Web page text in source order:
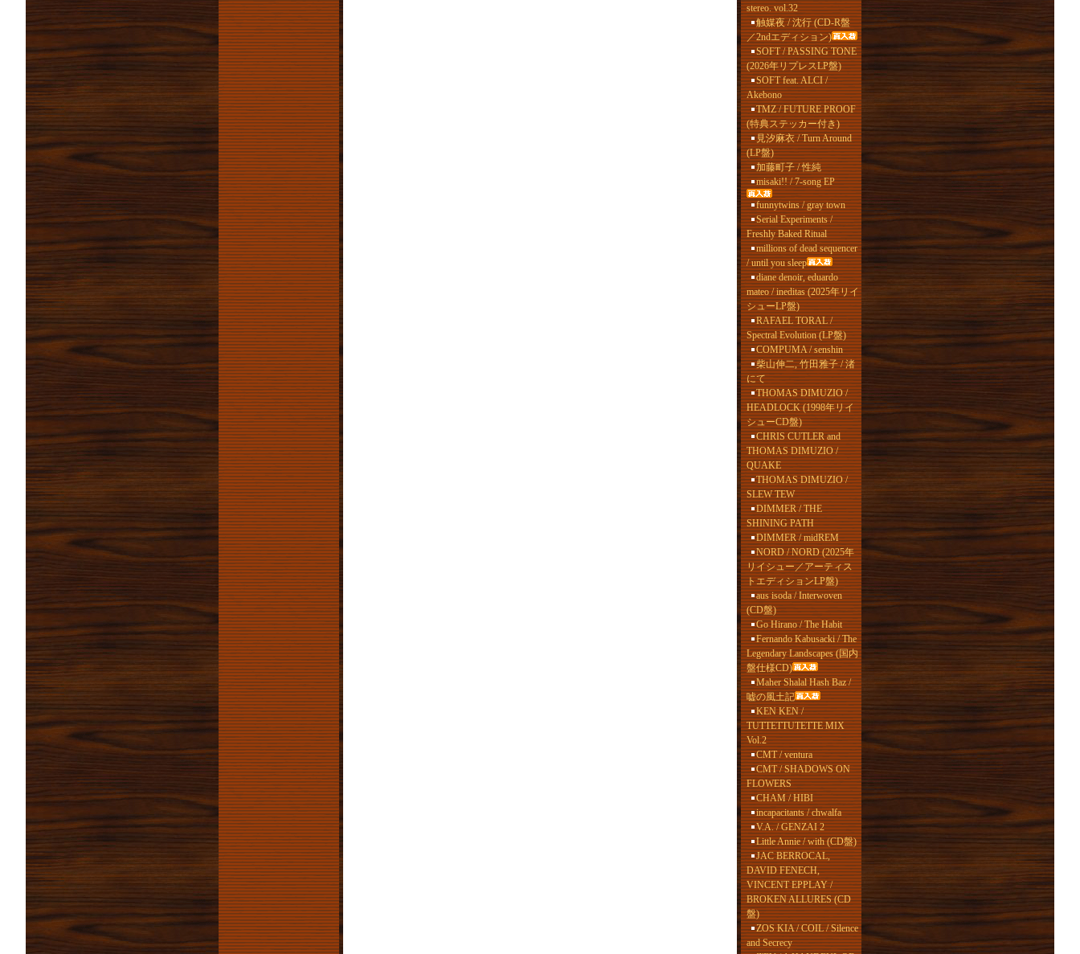
stereo. vol.32
触媒夜 / 沈行 (CD-R盤
／2ndエディション)
SOFT / PASSING TONE
(2026年リプレスLP盤)
SOFT feat. ALCI /
Akebono
TMZ / FUTURE PROOF
(特典ステッカー付き)
見汐麻衣 / Turn Around
(LP盤)
加藤町子 / 性純
misaki!! / 7-song EP
funnytwins / gray town
Serial Experiments /
Freshly Baked Ritual
millions of dead sequencer
/ until you sleep
diane denoir, eduardo
mateo / ineditas (2025年リイ
シューLP盤)
RAFAEL TORAL /
Spectral Evolution (LP盤)
COMPUMA / senshin
柴山伸二, 竹田雅子 / 渚
にて
THOMAS DIMUZIO /
HEADLOCK (1998年リイ
シューCD盤)
CHRIS CUTLER and
THOMAS DIMUZIO /
QUAKE
THOMAS DIMUZIO /
SLEW TEW
DIMMER / THE
SHINING PATH
DIMMER / midREM
NORD / NORD (2025年
リイシュー／アーティス
トエディションLP盤)
aus isoda / Interwoven
(CD盤)
Go Hirano / The Habit
Fernando Kabusacki / The
Legendary Landscapes (国内
盤仕様CD)
Maher Shalal Hash Baz /
嘘の風土記
KEN KEN /
TUTTETTUTETTE MIX
Vol.2
CMT / ventura
CMT / SHADOWS ON
FLOWERS
CHAM / HIBI
incapacitants / chwalfa
V.A. / GENZAI 2
Little Annie / with (CD盤)
JAC BERROCAL,
DAVID FENECH,
VINCENT EPPLAY /
BROKEN ALLURES (CD
盤)
ZOS KIA / COIL / Silence
and Secrecy